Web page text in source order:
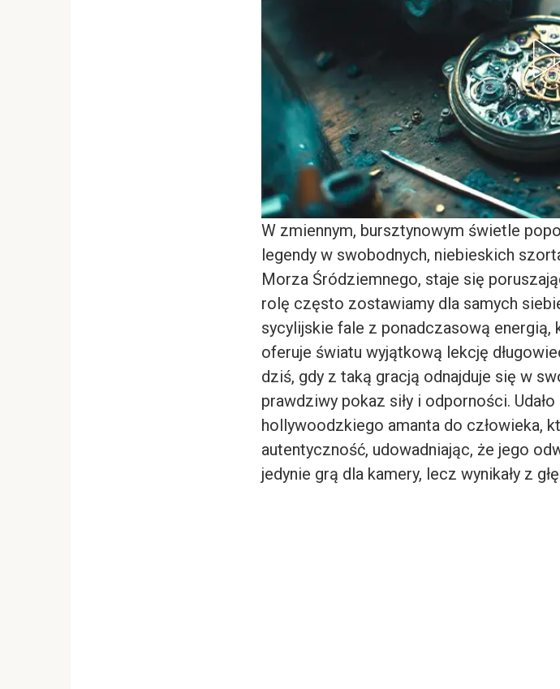
W zmiennym, bursztynowym świetle
legendy w swobodnych, niebieskich
Morza Śródziemnego, staje się
rolę często zostawiamy dla samych
sycylijskie fale z ponadczasową energią,
oferuje światu wyjątkową lekcję
dziś, gdy z taką gracją odnajduje się w
prawdziwy pokaz siły i odporności.
hollywoodzkiego amanta do człowieka,
autentyczność, udowadniając, że jego
jedynie grą dla kamery, lecz wynikały z